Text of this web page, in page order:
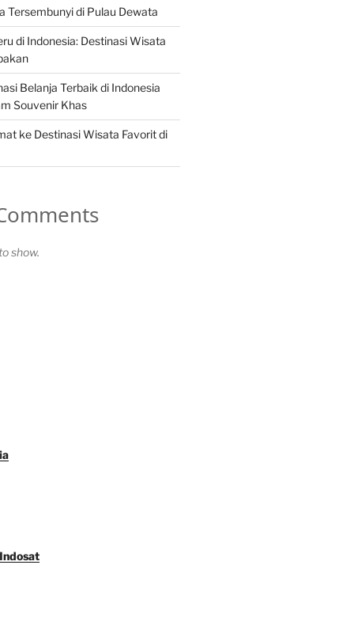
Tersembunyi di Pulau Dewata
di Indonesia: Destinasi Wisata
Belanja Terbaik di Indonesia
Souvenir Khas
ke Destinasi Wisata Favorit di
show.